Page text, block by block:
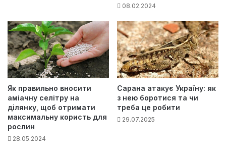
08.02.2024
Як правильно вносити
аміачну селітру на
ділянку, щоб отримати
максимальну користь для
рослин
28.05.2024
Сарана атакує Україну: як
з нею боротися та чи
треба це робити
29.07.2025